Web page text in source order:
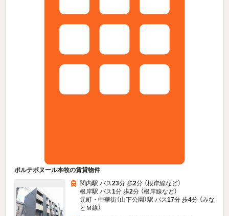
ポルテボヌール本牧の賃貸物件
関内駅 バス23分 歩2分 （根岸線など）
根岸駅 バス1分 歩2分 （根岸線など）
元町・中華街（山下公園）駅 バス17分 歩4分 （みな
とＭ線）